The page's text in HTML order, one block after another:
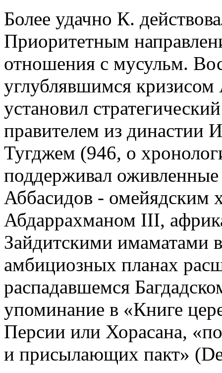
Более удачно К.
Приоритетным
отношения с мусульм.
углублявшимся кризисом
установил
правителем из
Тугджем (946, о
поддерживал
Аббасидов - омейядским
Абдаррахманом III,
Зайдитскими имаматами
амбициозных планах
распадавшемся
упоминание в «Книге
Персии или Хорасана,
и присылающих пакт»